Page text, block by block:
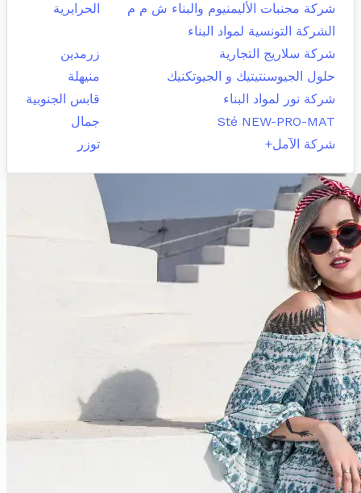
شركة مجنبات الأليمنيوم والبناء ش م م
الحرايرية
الشركة التونسية لمواد البناء
شركة سلاريج التجارية
زرمدين
حلول الجيوسنتيتيك و الجيوتكنيك
منيهلة
شركة نور لمواد البناء
قابس الجنوبية
Sté NEW-PRO-MAT
جمال
شركة الآمل+
توزر